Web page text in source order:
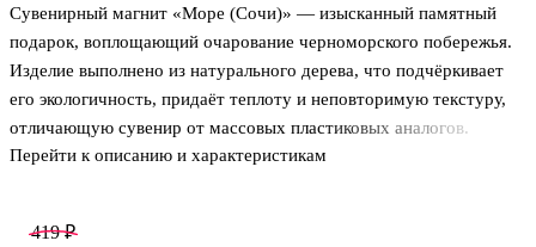
Сувенирный магнит «Море (Сочи)» — изысканный памятный
подарок, воплощающий очарование черноморского побережья.
Изделие выполнено из натурального дерева, что подчёркивает
его экологичность, придаёт теплоту и неповторимую текстуру,
отличающую сувенир от массовых пластиковых аналогов.
Перейти к описанию и характеристикам
(СчБшн1)
(Сочи)
(дерево)
(Сочи)
(1188939)
(1188938)
419 ₽